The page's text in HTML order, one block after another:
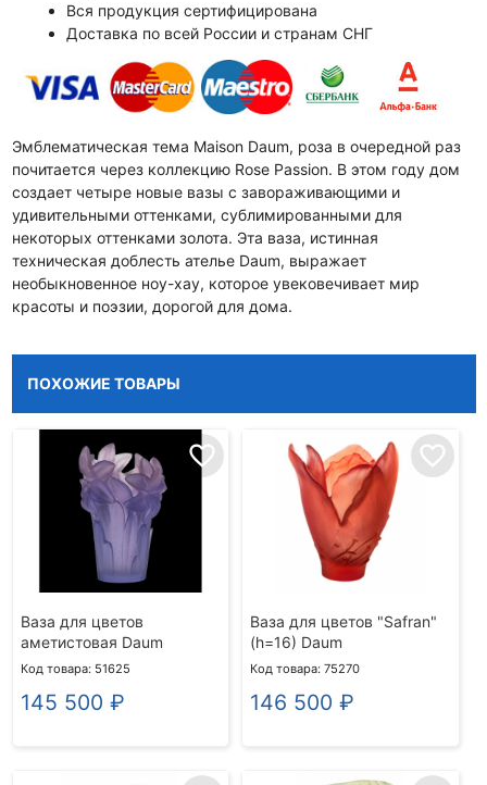
Вся продукция сертифицирована
Доставка по всей России и странам СНГ
Эмблематическая тема Maison Daum, роза в очередной раз
почитается через коллекцию Rose Passion. В этом году дом
создает четыре новые вазы с завораживающими и
удивительными оттенками, сублимированными для
некоторых оттенками золота. Эта ваза, истинная
техническая доблесть ателье Daum, выражает
необыкновенное ноу-хау, которое увековечивает мир
красоты и поэзии, дорогой для дома.
ПОХОЖИЕ ТОВАРЫ
favorite_border
Ваза для цветов
аметистовая Daum
Код товара: 51625
145 500 ₽
favorite_border
Ваза для цветов "Safran"
(h=16) Daum
Код товара: 75270
146 500 ₽